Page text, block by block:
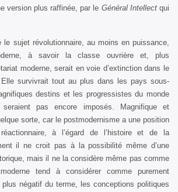
version plus raffinée, par le Général Intellectqui
sujet révolutionnaire, au moins en puissance,
à savoir la classe ouvrière et, plus
moderne, serait en voie d’extinction dans le
Elle survivrait tout au plus dans les pays sous-
destins et les progressistes du monde
pas encore imposés. Magnifique et
sorte, car le postmodernisme a une position
à l’égard de l’histoire et de la
il ne croit pas à la possibilité même d’une
mais il ne la considère même pas comme
tend à considérer comme purement
négatif du terme, les conceptions politiques